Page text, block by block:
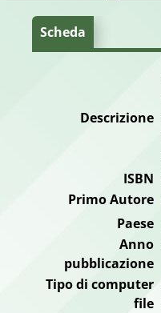
Scheda
Descrizione
ISBN
Primo Autore
Paese
Anno
pubblicazione
Tipo di computer
file